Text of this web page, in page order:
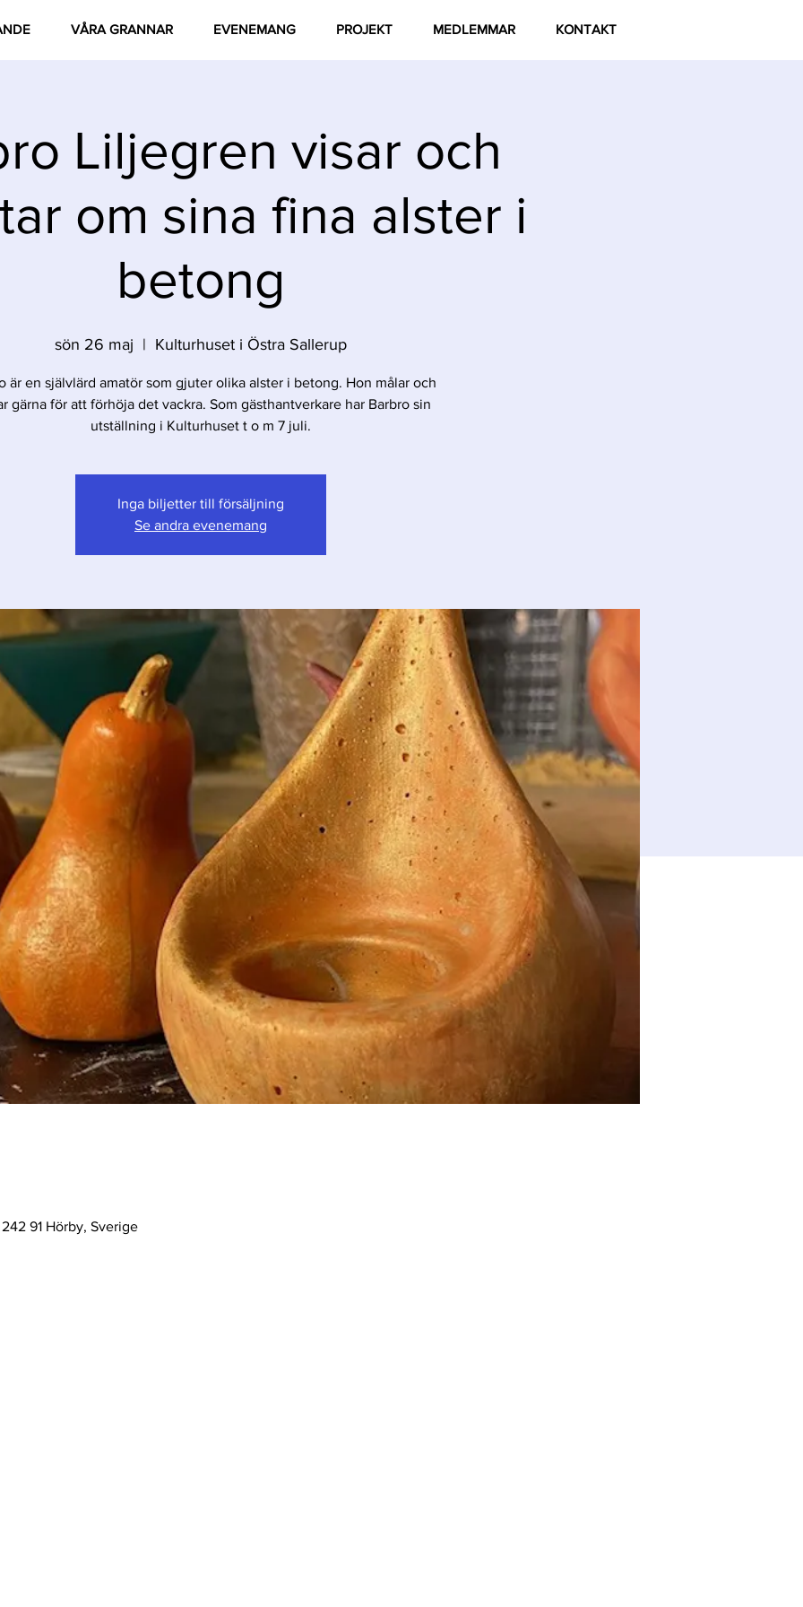
VÅRA GRANNAR EVENEMANG PROJEKT MEDLEMMAR KONTAKT
Liljegren visar och
om sina fina alster i
betong
sön 26 maj
  |
Kulturhuset i Östra Sallerup
är en självlärd amatör som gjuter olika alster i betong. Hon målar och
gärna för att förhöja det vackra. Som gästhantverkare har Barbro sin
utställning i Kulturhuset t o m 7 juli.
Inga biljetter till försäljning
Se andra evenemang
91 Hörby, Sverige